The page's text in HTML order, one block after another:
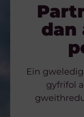
dan
Ein
gyfrifol